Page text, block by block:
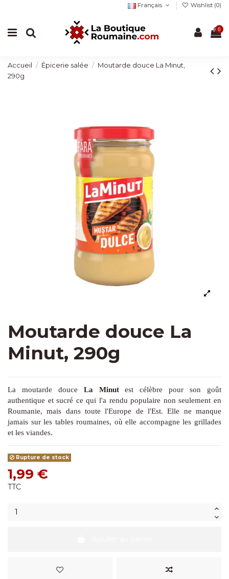
Français Wishlist (0)
0
Accueil Épicerie salée
Moutarde douce La Minut,
290g
Moutarde douce La
Minut, 290g
La moutarde douce La Minutest célèbre pour son goût
authentique et sucré ce qui l'a rendu populaire non seulement en
Roumanie, mais dans toute l'Europe de l'Est. Elle ne manque
jamais sur les tables roumaines, où elle accompagne les grillades
et les viandes.
Rupture de stock
1,99 €
TTC